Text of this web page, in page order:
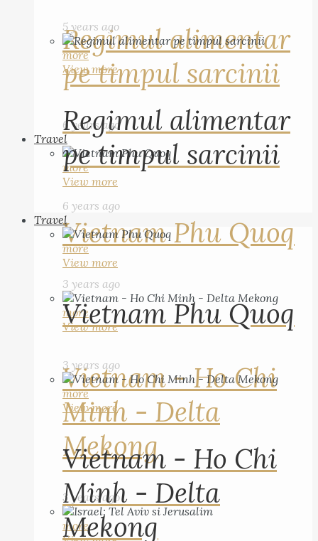
Regimul alimentar
pe timpul sarcinii
6 years ago
Travel
more
View more
Vietnam Phu Quoq
3 years ago
more
View more
Vietnam - Ho Chi
Minh - Delta
Mekong
3 years ago
more
5 years ago
more
View more
Regimul alimentar
pe timpul sarcinii
6 years ago
Travel
more
View more
Vietnam Phu Quoq
3 years ago
more
View more
Vietnam - Ho Chi
Minh - Delta
Mekong